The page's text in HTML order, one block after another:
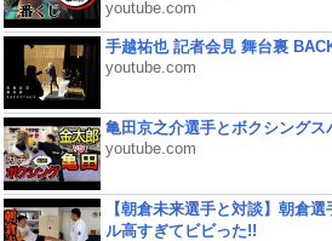
youtube.com
手越祐也 記者会見 舞台裏
youtube.com
亀田京之介選手とボクシングス
youtube.com
【朝倉未来選手と対談】朝倉
ル高すぎてビビった!!